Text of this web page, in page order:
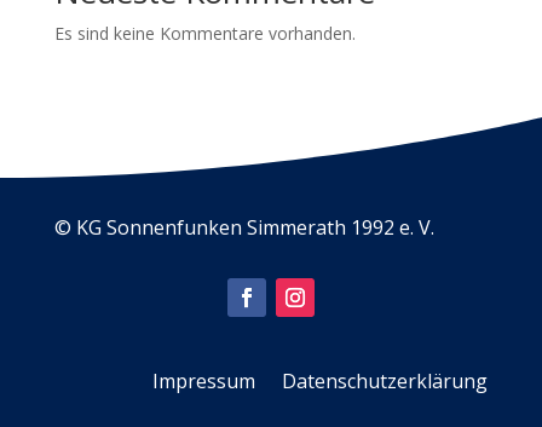
Es sind keine Kommentare vorhanden.
© KG Sonnenfunken Simmerath 1992 e. V.
Impressum Datenschutzerklärung